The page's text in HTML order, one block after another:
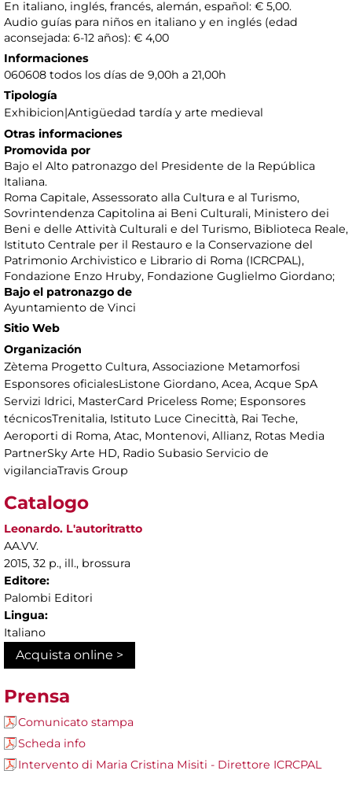
En italiano, inglés, francés, alemán, español: € 5,00.
Audio guías para niños en italiano y en inglés (edad
aconsejada: 6-12 años): € 4,00
Informaciones
060608 todos los días de 9,00h a 21,00h
Tipología
Exhibicion|Antigüedad tardía y arte medieval
Otras informaciones
Promovida por
Bajo el Alto patronazgo del Presidente de la República
Italiana.
Roma Capitale, Assessorato alla Cultura e al Turismo,
Sovrintendenza Capitolina ai Beni Culturali, Ministero dei
Beni e delle Attività Culturali e del Turismo, Biblioteca Reale,
Istituto Centrale per il Restauro e la Conservazione del
Patrimonio Archivistico e Librario di Roma (ICRCPAL),
Fondazione Enzo Hruby, Fondazione Guglielmo Giordano;
Bajo el patronazgo de
Ayuntamiento de Vinci
Sitio Web
Organización
Zètema Progetto Cultura, Associazione Metamorfosi
Esponsores oficialesListone Giordano, Acea, Acque SpA
Servizi Idrici, MasterCard Priceless Rome; Esponsores
técnicosTrenitalia, Istituto Luce Cinecittà, Rai Teche,
Aeroporti di Roma, Atac, Montenovi, Allianz, Rotas Media
PartnerSky Arte HD, Radio Subasio Servicio de
vigilanciaTravis Group
Catalogo
Leonardo. L'autoritratto
AA.VV.
2015, 32 p., ill., brossura
Editore:
Palombi Editori
Lingua:
Italiano
Acquista online >
Prensa
Comunicato stampa
Scheda info
Intervento di Maria Cristina Misiti - Direttore ICRCPAL